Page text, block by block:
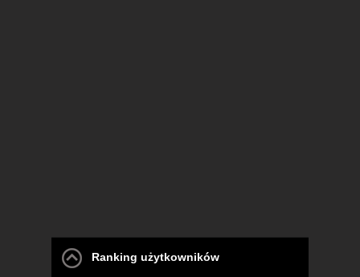
Ranking użytkowników